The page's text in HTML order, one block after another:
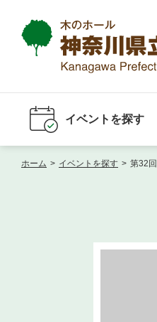
イベントを探す
ホーム > イベントを探す > 第32